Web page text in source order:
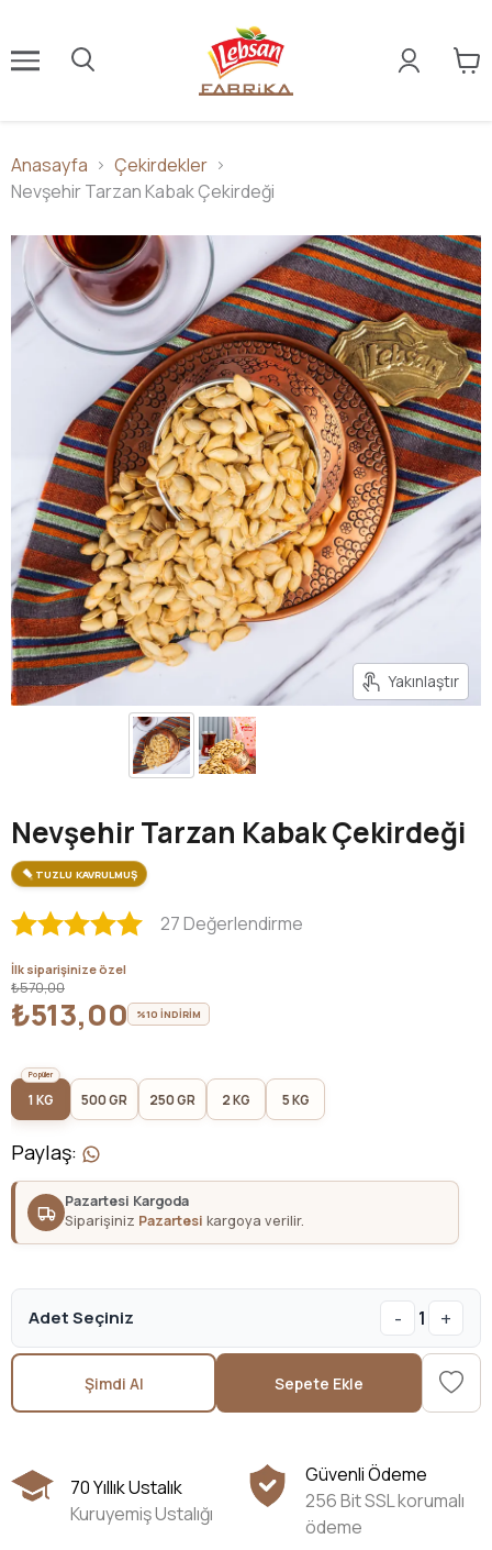
Anasayfa
Çekirdekler
Nevşehir Tarzan Kabak Çekirdeği
Yakınlaştır
Nevşehir Tarzan Kabak Çekirdeği
TUZLU KAVRULMUŞ
27 Değerlendirme
İlk siparişinize özel
₺570,00
₺513,00 %10 İNDİRİM
1 KG 500 GR 250 GR 2 KG 5 KG
Paylaş:
Pazartesi Kargoda
Siparişiniz Pazartesi kargoya verilir.
Adet Seçiniz - 1 +
Şimdi Al Sepete Ekle
70 Yıllık Ustalık
Kuruyemiş Ustalığı
Güvenli Ödeme
256 Bit SSL korumalı
ödeme